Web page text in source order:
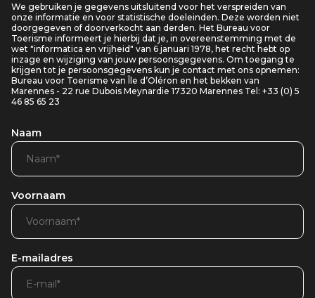
We gebruiken je gegevens uitsluitend voor het verspreiden van
onze informatie en voor statistische doeleinden. Deze worden niet
doorgegeven of doorverkocht aan derden. Het Bureau voor
Toerisme informeert je hierbij dat je, in overeenstemming met de
wet "informatica en vrijheid" van 6 januari 1978, het recht hebt op
inzage en wijziging van jouw persoonsgegevens. Om toegang te
krijgen tot je persoonsgegevens kun je contact met ons opnemen:
Bureau voor Toerisme van Île d’Oléron en het bekken van
Marennes - 22 rue Dubois Meynardie 17320 Marennes Tel: +33 (0) 5
46 85 65 23
Naam
Voornaam
E-mailadres